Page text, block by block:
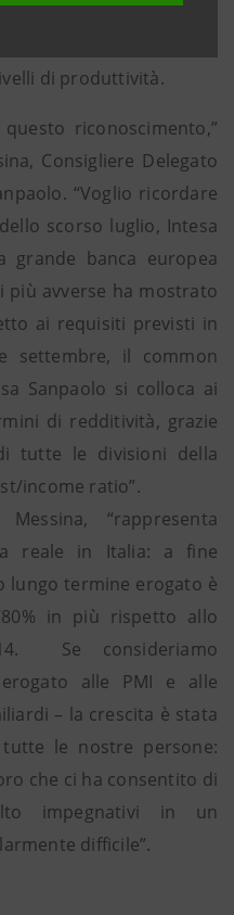
innovative digitali e
di produttività.
riconoscimento,”
Consigliere Delegato
“Voglio ricordare
scorso luglio, Intesa
grande banca europea
più avverse ha mostrato
ai requisiti previsti in
settembre, il common
Sanpaolo si colloca ai
di redditività, grazie
tutte le divisioni della
income ratio”.
“rappresenta
reale in Italia: a fine
lungo termine erogato è
in più rispetto allo
Se consideriamo
alle PMI e alle
– la crescita è stata
le nostre persone:
che ci ha consentito di
impegnativi in un
difficile”.